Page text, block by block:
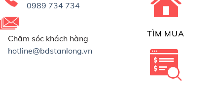
0989 734 734
Chăm sóc khách hàng
hotline@bdstanlong.vn
TÌM MUA